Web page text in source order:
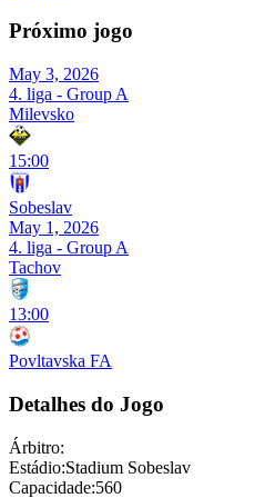
Próximo jogo
May 3, 2026
4. liga - Group A
Milevsko
15:00
Sobeslav
May 1, 2026
4. liga - Group A
Tachov
13:00
Povltavska FA
Detalhes do Jogo
Árbitro:
Estádio:Stadium Sobeslav
Capacidade:560